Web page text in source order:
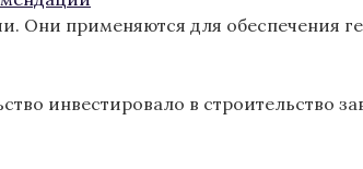
Они применяются для обеспечения
инвестировало в строительство